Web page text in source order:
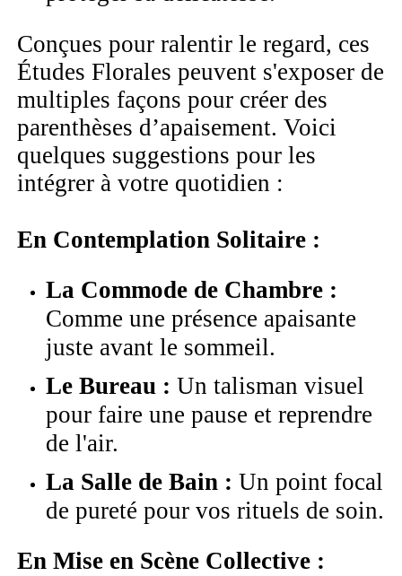
Conçues pour ralentir le regard, ces
Études Florales peuvent s'exposer de
multiples façons pour créer des
parenthèses d’apaisement. Voici
quelques suggestions pour les
intégrer à votre quotidien :
En Contemplation Solitaire :
La Commode de Chambre :
Comme une présence apaisante
juste avant le sommeil.
Le Bureau : Un talisman visuel
pour faire une pause et reprendre
de l'air.
La Salle de Bain : Un point focal
de pureté pour vos rituels de soin.
En Mise en Scène Collective :